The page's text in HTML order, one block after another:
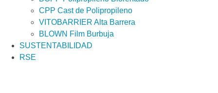
CPP Cast de Polipropileno
VITOBARRIER Alta Barrera
BLOWN Film Burbuja
SUSTENTABILIDAD
RSE